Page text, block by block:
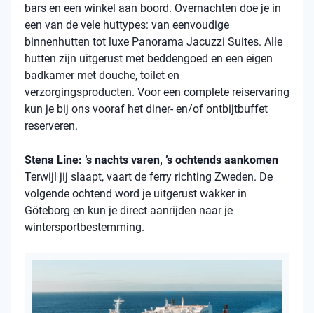
bars en een winkel aan boord. Overnachten doe je in
een van de vele huttypes: van eenvoudige
binnenhutten tot luxe Panorama Jacuzzi Suites. Alle
hutten zijn uitgerust met beddengoed en een eigen
badkamer met douche, toilet en
verzorgingsproducten. Voor een complete reiservaring
kun je bij ons vooraf het diner- en/of ontbijtbuffet
reserveren.
Stena Line: ’s nachts varen, ’s ochtends aankomen
Terwijl jij slaapt, vaart de ferry richting Zweden. De
volgende ochtend word je uitgerust wakker in
Göteborg en kun je direct aanrijden naar je
wintersportbestemming.